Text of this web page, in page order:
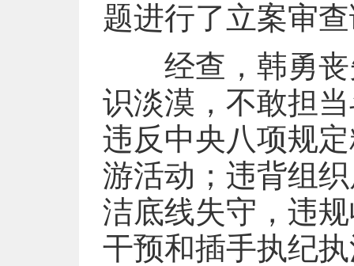
题进行了立案审
经查，韩勇丧
识淡漠，不敢担
违反中央八项规
游活动；违背组
洁底线失守，违
干预和插手执纪